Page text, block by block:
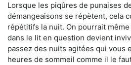
Lorsque les piqûres de punaises
démangeaisons se répètent, cela
répétitifs la nuit. On pourrait
dans le lit en question devient
passez des nuits agitées qui vous
heures de sommeil comme il le